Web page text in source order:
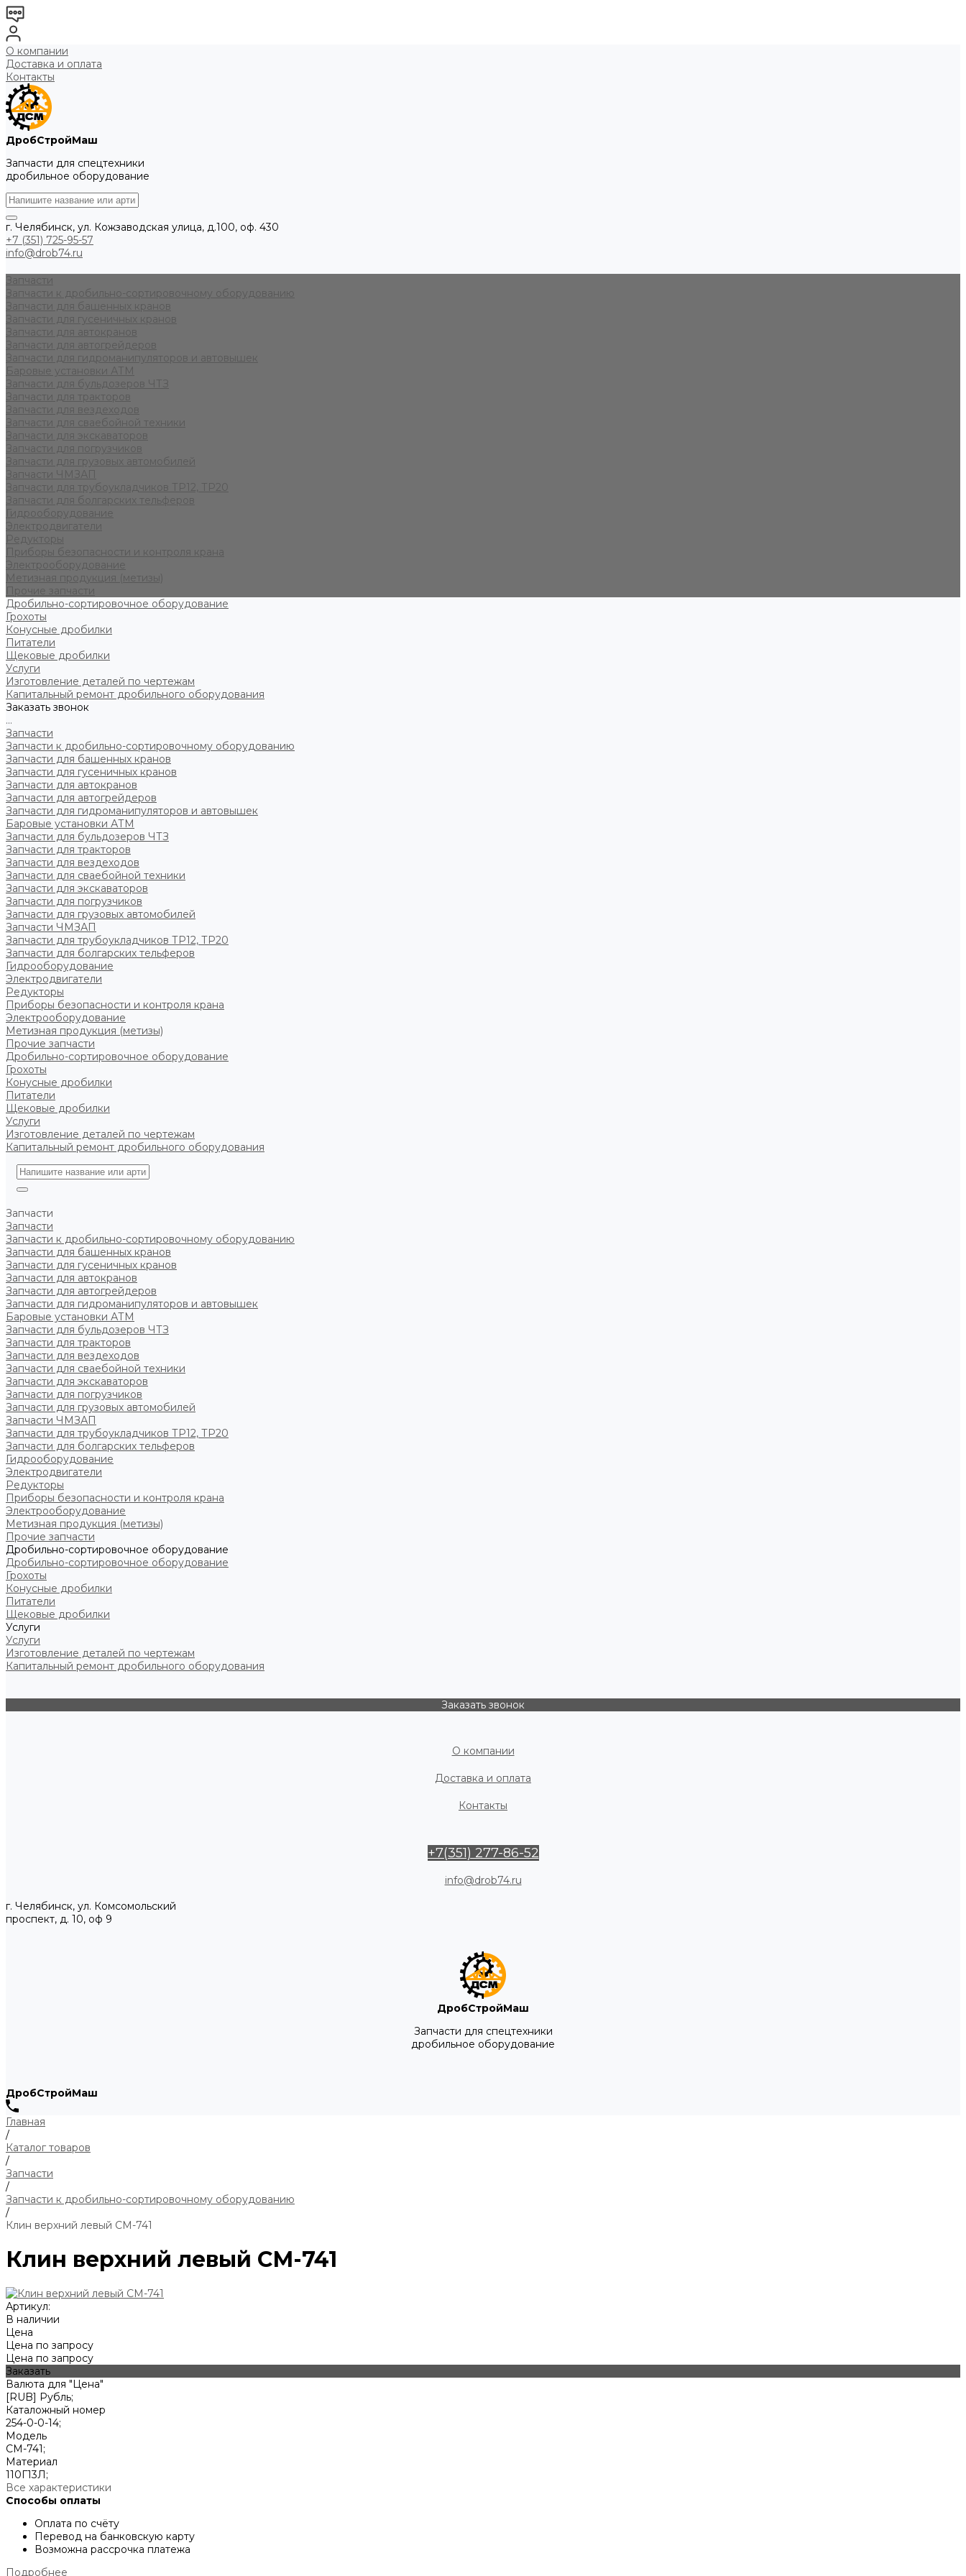
О компании
Доставка и оплата
Контакты
ДробСтройМаш
Запчасти для спецтехники
дробильное оборудование
г. Челябинск, ул. Кожзаводская улица, д.100, оф. 430
+7 (351) 725-95-57
info@drob74.ru
Запчасти
Запчасти к дробильно-сортировочному оборудованию
Запчасти для башенных кранов
Запчасти для гусеничных кранов
Запчасти для автокранов
Запчасти для автогрейдеров
Запчасти для гидроманипуляторов и автовышек
Баровые установки АТМ
Запчасти для бульдозеров ЧТЗ
Запчасти для тракторов
Запчасти для вездеходов
Запчасти для сваебойной техники
Запчасти для экскаваторов
Запчасти для погрузчиков
Запчасти для грузовых автомобилей
Запчасти ЧМЗАП
Запчасти для трубоукладчиков ТР12, ТР20
Запчасти для болгарских тельферов
Гидрооборудование
Электродвигатели
Редукторы
Приборы безопасности и контроля крана
Электрооборудование
Метизная продукция (метизы)
Прочие запчасти
Дробильно-сортировочное оборудование
Грохоты
Конусные дробилки
Питатели
Щековые дробилки
Услуги
Изготовление деталей по чертежам
Капитальный ремонт дробильного оборудования
Заказать звонок
...
Запчасти
Запчасти к дробильно-сортировочному оборудованию
Запчасти для башенных кранов
Запчасти для гусеничных кранов
Запчасти для автокранов
Запчасти для автогрейдеров
Запчасти для гидроманипуляторов и автовышек
Баровые установки АТМ
Запчасти для бульдозеров ЧТЗ
Запчасти для тракторов
Запчасти для вездеходов
Запчасти для сваебойной техники
Запчасти для экскаваторов
Запчасти для погрузчиков
Запчасти для грузовых автомобилей
Запчасти ЧМЗАП
Запчасти для трубоукладчиков ТР12, ТР20
Запчасти для болгарских тельферов
Гидрооборудование
Электродвигатели
Редукторы
Приборы безопасности и контроля крана
Электрооборудование
Метизная продукция (метизы)
Прочие запчасти
Дробильно-сортировочное оборудование
Грохоты
Конусные дробилки
Питатели
Щековые дробилки
Услуги
Изготовление деталей по чертежам
Капитальный ремонт дробильного оборудования
Запчасти
Запчасти
Запчасти к дробильно-сортировочному оборудованию
Запчасти для башенных кранов
Запчасти для гусеничных кранов
Запчасти для автокранов
Запчасти для автогрейдеров
Запчасти для гидроманипуляторов и автовышек
Баровые установки АТМ
Запчасти для бульдозеров ЧТЗ
Запчасти для тракторов
Запчасти для вездеходов
Запчасти для сваебойной техники
Запчасти для экскаваторов
Запчасти для погрузчиков
Запчасти для грузовых автомобилей
Запчасти ЧМЗАП
Запчасти для трубоукладчиков ТР12, ТР20
Запчасти для болгарских тельферов
Гидрооборудование
Электродвигатели
Редукторы
Приборы безопасности и контроля крана
Электрооборудование
Метизная продукция (метизы)
Прочие запчасти
Дробильно-сортировочное оборудование
Дробильно-сортировочное оборудование
Грохоты
Конусные дробилки
Питатели
Щековые дробилки
Услуги
Услуги
Изготовление деталей по чертежам
Капитальный ремонт дробильного оборудования
Заказать звонок
О компании
Доставка и оплата
Контакты
+7(351) 277-86-52
info@drob74.ru
г. Челябинск, ул. Комсомольский
проспект, д. 10, оф 9
ДробСтройМаш
Запчасти для спецтехники
дробильное оборудование
ДробСтройМаш
Главная
/
Каталог товаров
/
Запчасти
/
Запчасти к дробильно-сортировочному оборудованию
/
Клин верхний левый СМ-741
Клин верхний левый СМ-741
Артикул:
В наличии
Цена
Цена по запросу
Цена по запросу
Заказать
Валюта для "Цена"
[RUB] Рубль;
Каталожный номер
254-0-0-14;
Модель
СМ-741;
Материал
110Г13Л;
Все характеристики
Способы оплаты
Оплата по счёту
Перевод на банковскую карту
Возможна рассрочка платежа
Подробнее